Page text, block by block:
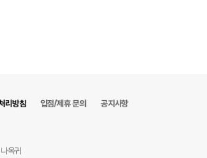
리방침 입점/제휴 문의 공지사항
옥귀